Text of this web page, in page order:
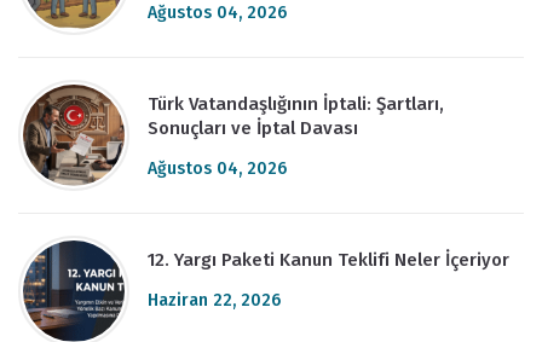
Ağustos 04, 2026
Türk Vatandaşlığının İptali: Şartları,
Sonuçları ve İptal Davası
Ağustos 04, 2026
12. Yargı Paketi Kanun Teklifi Neler İçeriyor
Haziran 22, 2026